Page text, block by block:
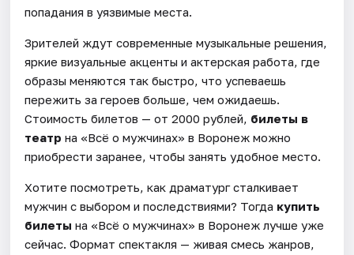
попадания в уязвимые места.
Зрителей ждут современные музыкальные решения,
яркие визуальные акценты и актерская работа, где
образы меняются так быстро, что успеваешь
пережить за героев больше, чем ожидаешь.
Стоимость билетов — от 2000 рублей, билеты в
театр на «Всё о мужчинах» в Воронеж можно
приобрести заранее, чтобы занять удобное место.
Хотите посмотреть, как драматург сталкивает
мужчин с выбором и последствиями? Тогда купить
билеты на «Всё о мужчинах» в Воронеж лучше уже
сейчас. Формат спектакля — живая смесь жанров,